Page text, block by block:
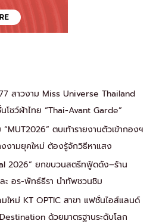
สาวงาม Miss Universe Thailand
ชว์ผ้าไทย “Thai-Avant Garde”
ตบเท้ารายงานตัวเข้ากองฯ
ามยุคใหม่ ต้องรู้จักวิธีหาแสง
2026” ยกขบวนสตรีทฟู้ดดัง–ร้าน
ะ อร-พัทธ์ธีรา นำทัพชวนชิม
ใหม่ KT OPTIC สาขา แฟชั่นไอส์แลนด์
ด้วยมาตรฐานระดับโลก